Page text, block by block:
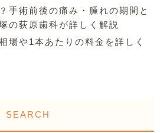
手術前後の痛み・腫れの期間と
の荻原歯科が詳しく解説
場や1本あたりの料金を詳しく
SEARCH